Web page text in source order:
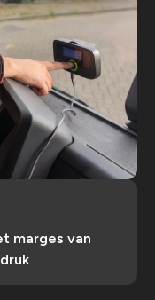
marges van